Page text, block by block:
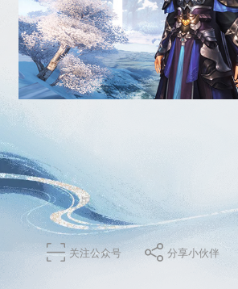
关注公众号 分享小伙伴